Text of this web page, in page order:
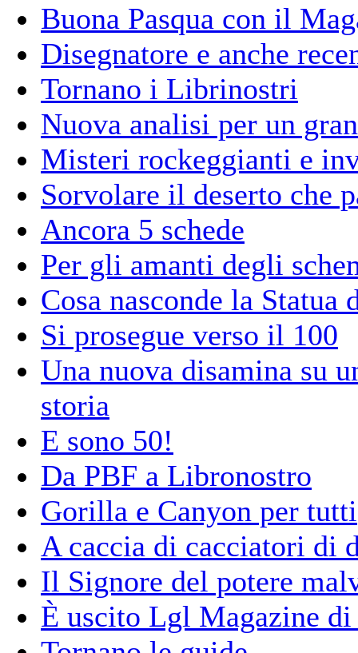
Buona Pasqua con il
Disegnatore e anche
Tornano i Librinostri
Nuova analisi per un
Misteri rockeggianti e
Sorvolare il deserto che
Ancora 5 schede
Per gli amanti degli
Cosa nasconde la Statua
Si prosegue verso il 100
Una nuova disamina su
storia
E sono 50!
Da PBF a Libronostro
Gorilla e Canyon per tutti
A caccia di cacciatori di
Il Signore del potere
È uscito Lgl Magazine